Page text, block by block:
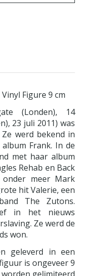
Figure 9 cm
(Londen), 14
23 juli 2011) was
werd bekend in
Frank. In de
met haar album
Rehab en Back
meer Mark
hit Valerie, een
The Zutons.
in het nieuws
Ze werd de
won.
geleverd in een
is ongeveer 9